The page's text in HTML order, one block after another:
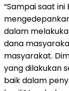
“Sampai saat
dalam
dana
masyarakat.
yang dilakukan
baik dalam